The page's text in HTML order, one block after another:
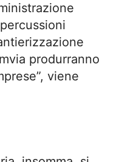
produrranno
viene